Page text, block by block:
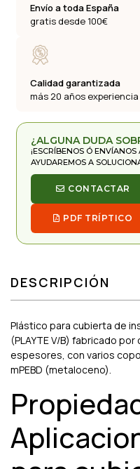
Envío a toda España
gratis desde 100€
Calidad garantizada
más 20 años experiencia
¿ALGUNA DUDA
¡ESCRÍBENOS Ó
AYUDAREMOS A
CONTACTAR
PDF TRÍPTICO
DESCRIPCIÓN
Plástico para cubierta de
(PLAYTE V/B) fabricado
espesores, con varios
mPEBD (metaloceno).